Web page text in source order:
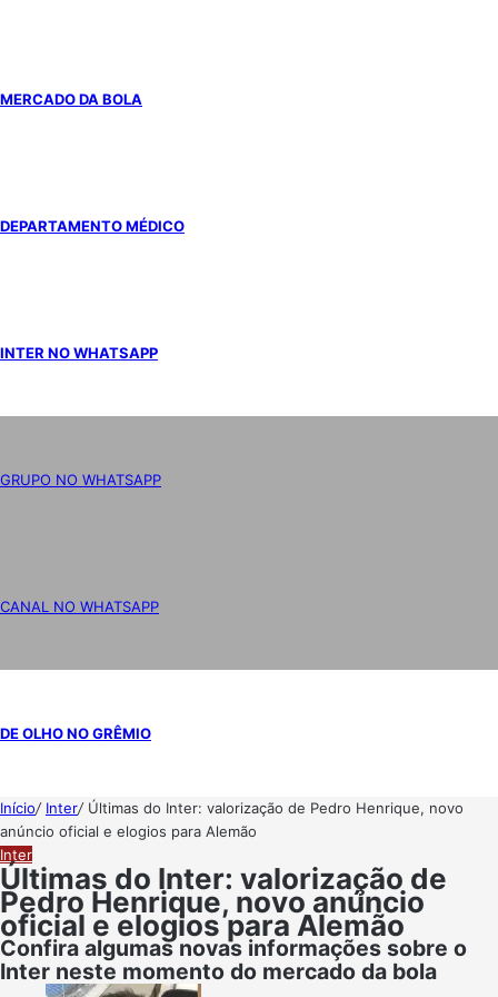
MERCADO DA BOLA
DEPARTAMENTO MÉDICO
INTER NO WHATSAPP
GRUPO NO WHATSAPP
CANAL NO WHATSAPP
DE OLHO NO GRÊMIO
Início/ Inter/ Últimas do Inter: valorização de Pedro Henrique, novo
anúncio oficial e elogios para Alemão
Inter
Últimas do Inter: valorização de
Pedro Henrique, novo anúncio
oficial e elogios para Alemão
Confira algumas novas informações sobre o
Inter neste momento do mercado da bola